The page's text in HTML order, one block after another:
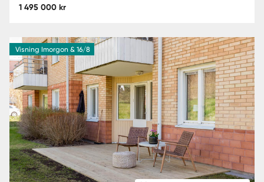
1 495 000 kr
Visning Imorgon & 16/8